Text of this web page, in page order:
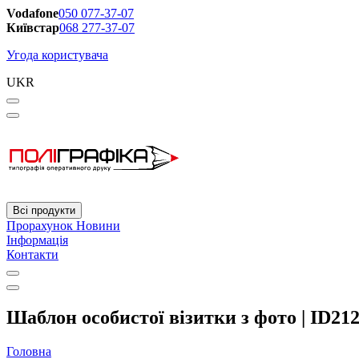
Vodafone050 077-37-07
Київстар068 277-37-07
Угода користувача
UKR
Всі продукти
Прорахунок Новини
Інформація
Контакти
Шаблон особистої візитки з фото |
Головна